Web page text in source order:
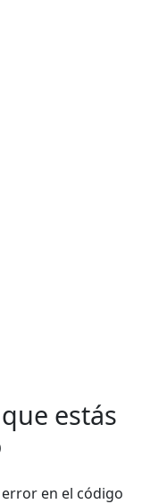
estás
error en el código